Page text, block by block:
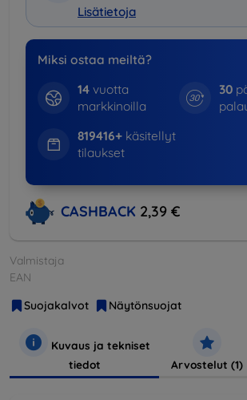
Lisätietoja
Miksi ostaa meiltä?
14vuotta
markkinoilla
30
819416+käsitellyt
tilaukset
CASHBACK 2,39 €
Valmistaja
EAN
Suojakalvot
Näytönsuojat
Kuvaus ja tekniset
tiedot
Arvostelut (1)